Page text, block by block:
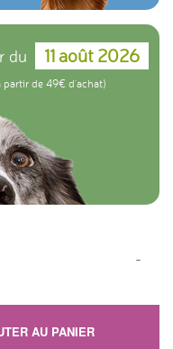
du 11 août 2026
partir de 49€ d'achat)
-
AU PANIER